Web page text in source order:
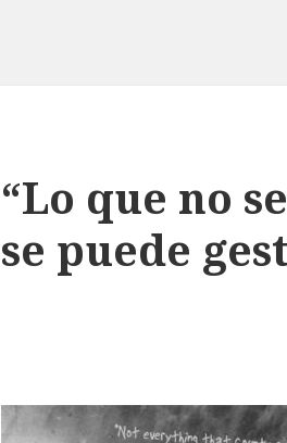
“Lo que no
se puede